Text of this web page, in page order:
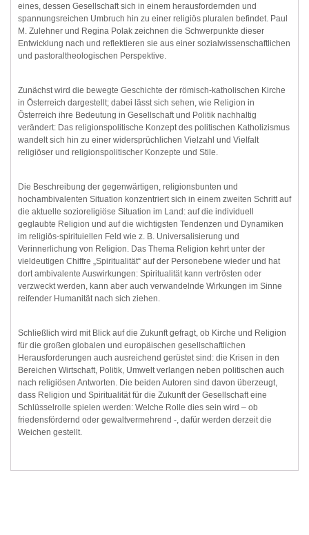
eines, dessen Gesellschaft sich in einem herausfordernden und
spannungsreichen Umbruch hin zu einer religiös pluralen befindet. Paul
M. Zulehner und Regina Polak zeichnen die Schwerpunkte dieser
Entwicklung nach und reflektieren sie aus einer sozialwissenschaftlichen
und pastoraltheologischen Perspektive.
Zunächst wird die bewegte Geschichte der römisch-katholischen Kirche
in Österreich dargestellt; dabei lässt sich sehen, wie Religion in
Österreich ihre Bedeutung in Gesellschaft und Politik nachhaltig
verändert: Das religionspolitische Konzept des politischen Katholizismus
wandelt sich hin zu einer widersprüchlichen Vielzahl und Vielfalt
religiöser und religionspolitischer Konzepte und Stile.
Die Beschreibung der gegenwärtigen, religionsbunten und
hochambivalenten Situation konzentriert sich in einem zweiten Schritt auf
die aktuelle sozioreligiöse Situation im Land: auf die individuell
geglaubte Religion und auf die wichtigsten Tendenzen und Dynamiken
im religiös-spirituiellen Feld wie z. B. Universalisierung und
Verinnerlichung von Religion. Das Thema Religion kehrt unter der
vieldeutigen Chiffre „Spiritualität“ auf der Personebene wieder und hat
dort ambivalente Auswirkungen: Spiritualität kann vertrösten oder
verzweckt werden, kann aber auch verwandelnde Wirkungen im Sinne
reifender Humanität nach sich ziehen.
Schließlich wird mit Blick auf die Zukunft gefragt, ob Kirche und Religion
für die großen globalen und europäischen gesellschaftlichen
Herausforderungen auch ausreichend gerüstet sind: die Krisen in den
Bereichen Wirtschaft, Politik, Umwelt verlangen neben politischen auch
nach religiösen Antworten. Die beiden Autoren sind davon überzeugt,
dass Religion und Spiritualität für die Zukunft der Gesellschaft eine
Schlüsselrolle spielen werden: Welche Rolle dies sein wird – ob
friedensfördernd oder gewaltvermehrend -, dafür werden derzeit die
Weichen gestellt.